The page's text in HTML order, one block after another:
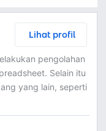
Lihat profil
pengolahan
Selain itu
yang lain, seperti